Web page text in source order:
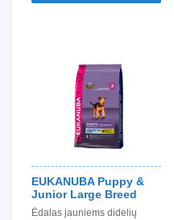
EUKANUBA Puppy &
Junior Large Breed
Ėdalas jauniems didelių